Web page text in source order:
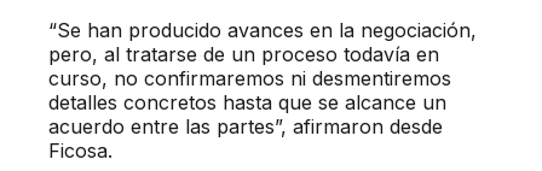
“Se han producido avances en la negociación,
pero, al tratarse de un proceso todavía en
curso, no confirmaremos ni desmentiremos
detalles concretos hasta que se alcance un
acuerdo entre las partes”, afirmaron desde
Ficosa.